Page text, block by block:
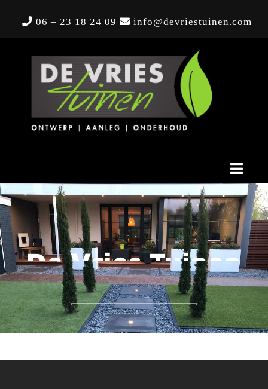
06 – 23 18 24 09 info@devriestuinen.com
De Vries Tuinen
Bekijk ons werk